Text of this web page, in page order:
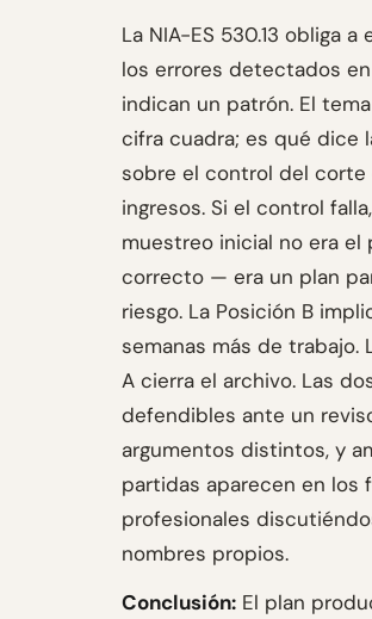
La NIA-ES 530.13 obliga a
los errores detectados
indican un patrón. El
cifra cuadra; es qué dice
sobre el control del corte
ingresos. Si el control
muestreo inicial no era el
correcto — era un plan
riesgo. La Posición B
semanas más de trabajo.
A cierra el archivo. Las
defendibles ante un
argumentos distintos, y
partidas aparecen en los
profesionales
nombres propios.
Conclusión: El plan